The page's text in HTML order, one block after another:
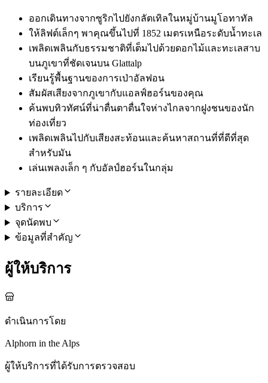
ออกเดินทางจากซูริกไปยังกลัตเทิลในหมู่บ้านมูโอทาทัล
ให้ลิฟต์เล็กๆ พาคุณขึ้นไปที่ 1852 เมตรเหนือระดับน้ำทะเล
เพลิดเพลินกับธรรมชาติที่เต็มไปด้วยดอกไม้และทะเลสาบ
บนภูเขาที่ชัดเจนบน Glattalp
เรียนรู้พื้นฐานของการเป่าอัลฟอน
สัมผัสเสียงจากภูเขากับแอลฟ์ฮอร์นของคุณ
ค้นพบทิวทัศน์ที่น่าตื่นตาตื่นใจห่างไกลจากฝูงชนของนัก
ท่องเที่ยว
เพลิดเพลินไปกับเสียงสะท้อนและค้นหาสถานที่ที่ดีที่สุด
สำหรับมัน
เล่นเพลงเล็ก ๆ กับอัลป์ฮอร์นในกลุ่ม
รายละเอียด
บริการ
จุดนัดพบ
ข้อมูลที่สำคัญ
ผู้ให้บริการ
ดำเนินการโดย
Alphorn in the Alps
ผู้ให้บริการที่ได้รับการตรวจสอบ